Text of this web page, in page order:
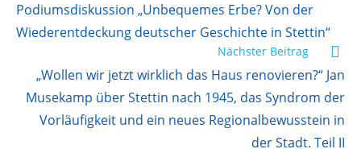
Podiumsdiskussion „Unbequemes Erbe? Von der
Wiederentdeckung deutscher Geschichte in Stettin“
Nächster Beitrag
„Wollen wir jetzt wirklich das Haus renovieren?“ Jan
Musekamp über Stettin nach 1945, das Syndrom der
Vorläufigkeit und ein neues Regionalbewusstein in
der Stadt. Teil II